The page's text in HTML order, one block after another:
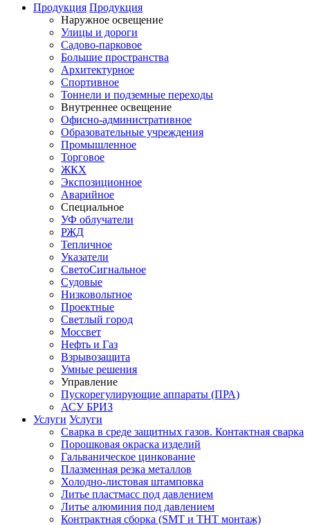
Продукция Продукция
Наружное освещение
Улицы и дороги
Садово-парковое
Большие пространства
Архитектурное
Спортивное
Тоннели и подземные переходы
Внутреннее освещение
Офисно-административное
Образовательные учреждения
Промышленное
Торговое
ЖКХ
Экспозиционное
Аварийное
Специальное
УФ облучатели
РЖД
Тепличное
Указатели
СветоСигнальное
Судовые
Низковольтное
Проектные
Светлый город
Моссвет
Нефть и Газ
Взрывозащита
Умные решения
Управление
Пускорегулирующие аппараты (ПРА)
АСУ БРИЗ
Услуги Услуги
Сварка в среде защитных газов. Контактная сварка
Порошковая окраска изделий
Гальваническое цинкование
Плазменная резка металлов
Холодно-листовая штамповка
Литье пластмасс под давлением
Литье алюминия под давлением
Контрактная сборка (SMT и THT монтаж)